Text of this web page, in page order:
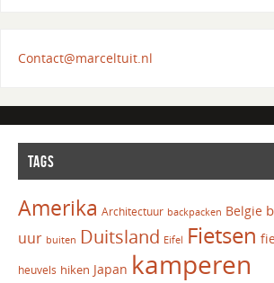
Contact@marceltuit.nl
TAGS
Amerika Architectuur backpacken Belgie
uur buiten Duitsland Eifel Fietsen
heuvels hiken Japan kamperen